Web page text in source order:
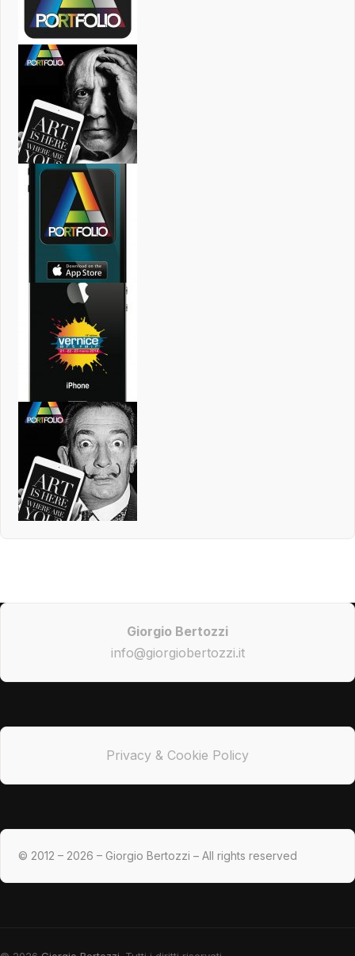
Giorgio Bertozzi
info@giorgiobertozzi.it
Privacy & Cookie Policy
© 2012 – 2026 – Giorgio Bertozzi – All rights reserved